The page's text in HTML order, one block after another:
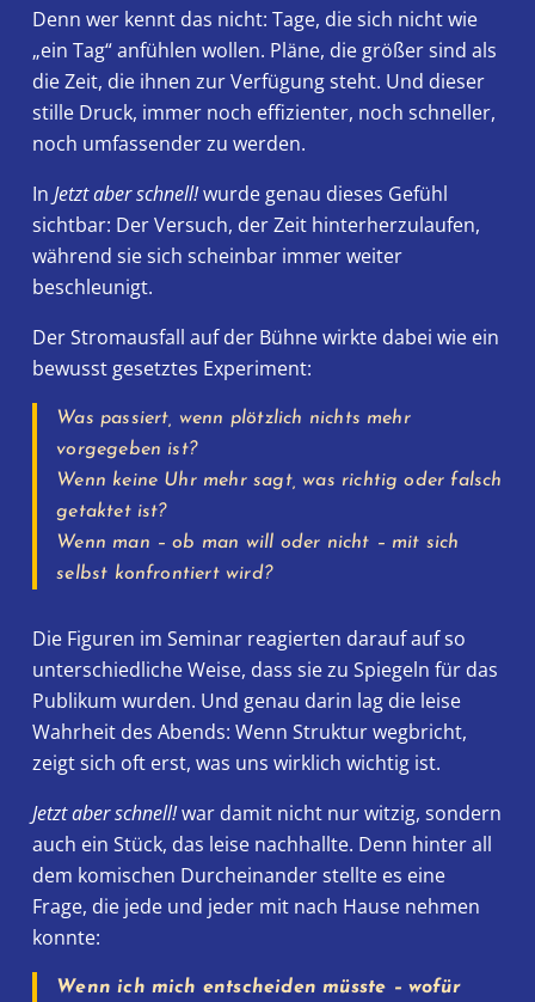
Denn wer kennt das nicht: Tage, die sich nicht wie
„ein Tag“ anfühlen wollen. Pläne, die größer sind als
die Zeit, die ihnen zur Verfügung steht. Und dieser
stille Druck, immer noch effizienter, noch schneller,
noch umfassender zu werden.
InJetzt aber schnell!wurde genau dieses Gefühl
sichtbar: Der Versuch, der Zeit hinterherzulaufen,
während sie sich scheinbar immer weiter
beschleunigt.
Der Stromausfall auf der Bühne wirkte dabei wie ein
bewusst gesetztes Experiment:
Was passiert, wenn plötzlich nichts mehr
vorgegeben ist?
Wenn keine Uhr mehr sagt, was richtig oder falsch
getaktet ist?
Wenn man – ob man will oder nicht – mit sich
selbst konfrontiert wird?
Die Figuren im Seminar reagierten darauf auf so
unterschiedliche Weise, dass sie zu Spiegeln für das
Publikum wurden. Und genau darin lag die leise
Wahrheit des Abends: Wenn Struktur wegbricht,
zeigt sich oft erst, was uns wirklich wichtig ist.
Jetzt aber schnell!war damit nicht nur witzig, sondern
auch ein Stück, das leise nachhallte. Denn hinter all
dem komischen Durcheinander stellte es eine
Frage, die jede und jeder mit nach Hause nehmen
konnte:
Wenn ich mich entscheiden müsste – wofür